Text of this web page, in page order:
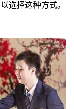
选择这种方式。